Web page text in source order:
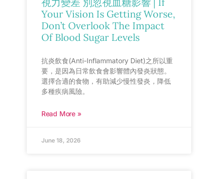
Your Vision Is Getting Worse,
Don’t Overlook The Impact
Of Blood Sugar Levels
抗炎飲食(Anti-Inflammatory Diet)之所以重
要，是因為日常飲食會影響體內發炎狀態。
選擇合適的食物，有助減少慢性發炎，降低
多種疾病風險。
Read More »
June 18, 2026